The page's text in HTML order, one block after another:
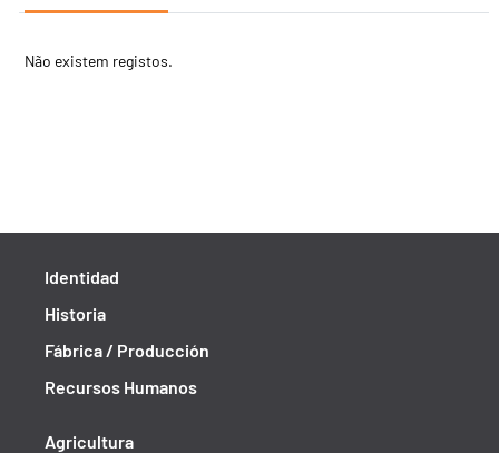
Não existem registos.
Identidad
Historia
Fábrica / Producción
Recursos Humanos
Agricultura